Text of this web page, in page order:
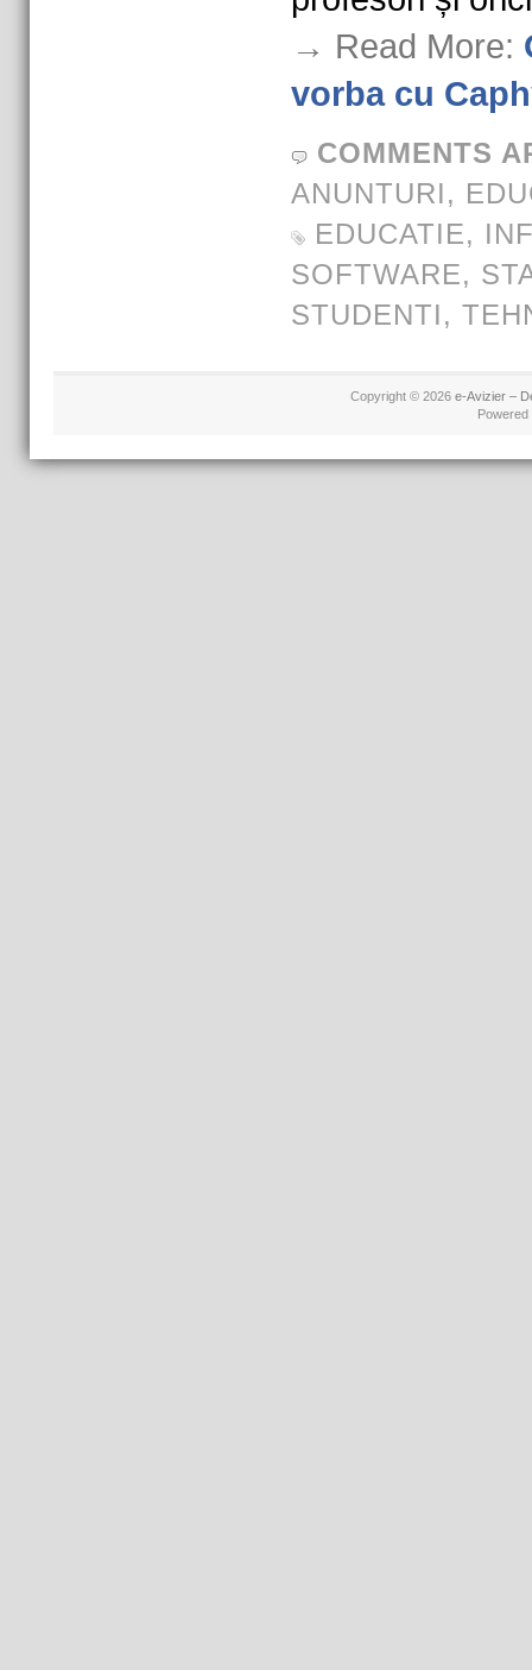
→ Read More:
vorba cu
COMMENTS
ANUNTURI,
EDUCATIE,
SOFTWARE,
STUDENTI,
Copyright © 2026 e-Avizier –